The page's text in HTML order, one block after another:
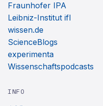
Fraunhofer IPA
Leibniz-Institut ifl
wissen.de
ScienceBlogs
experimenta
Wissenschaftspodcasts
INFO